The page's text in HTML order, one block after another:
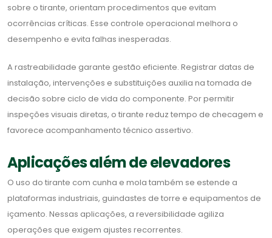
sobre o tirante, orientam procedimentos que evitam
ocorrências críticas. Esse controle operacional melhora o
desempenho e evita falhas inesperadas.
A rastreabilidade garante gestão eficiente. Registrar datas de
instalação, intervenções e substituições auxilia na tomada de
decisão sobre ciclo de vida do componente. Por permitir
inspeções visuais diretas, o tirante reduz tempo de checagem e
favorece acompanhamento técnico assertivo.
Aplicações além de elevadores
O uso do tirante com cunha e mola também se estende a
plataformas industriais, guindastes de torre e equipamentos de
içamento. Nessas aplicações, a reversibilidade agiliza
operações que exigem ajustes recorrentes.